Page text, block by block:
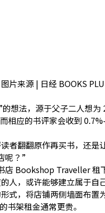
片来源 | 日经 BOOKS
想法，源于父子二人想为
相应的书评家会收到
者翻翻原作再买书，还是
呢？”
店 Bookshop Traveller 租
人，或许能够建立属于自
式，将店铺两侧墙面布置
架租金通常更贵。